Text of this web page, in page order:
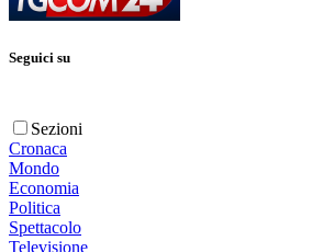
Seguici su
Sezioni
Cronaca
Mondo
Economia
Politica
Spettacolo
Televisione